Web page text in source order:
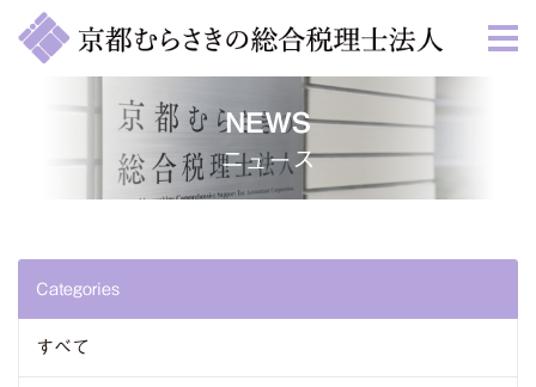
NEWS
ニュース
Categories
すべて